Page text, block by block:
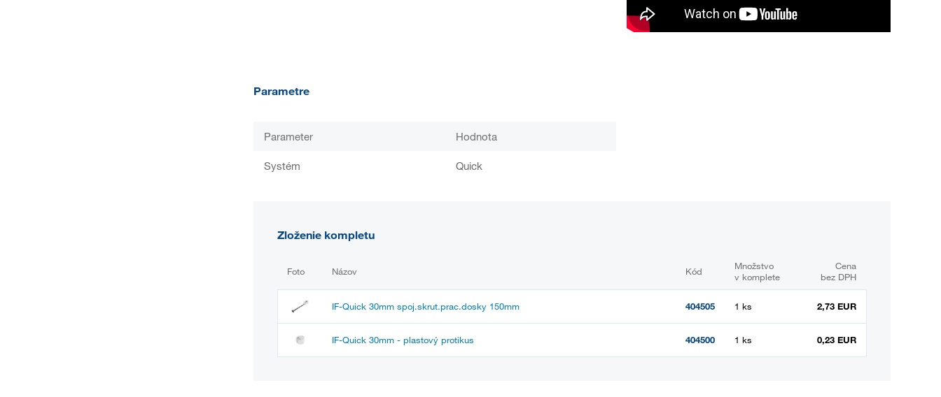
Parametre
Parameter Hodnota
Systém Quick
Zloženie kompletu
Foto Názov Kód
Množstvo
v komplete
Cena
bez DPH
IF-Quick 30mm spoj.skrut.prac.dosky 150mm 404505 1 ks 2,73 EUR
IF-Quick 30mm - plastový protikus 404500 1 ks 0,23 EUR